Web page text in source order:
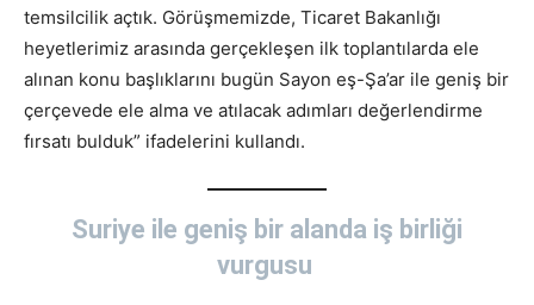
temsilcilik açtık. Görüşmemizde, Ticaret Bakanlığı
heyetlerimiz arasında gerçekleşen ilk toplantılarda ele
alınan konu başlıklarını bugün Sayon eş-Şa’ar ile geniş bir
çerçevede ele alma ve atılacak adımları değerlendirme
fırsatı bulduk” ifadelerini kullandı.
Suriye ile geniş bir alanda iş birliği
vurgusu